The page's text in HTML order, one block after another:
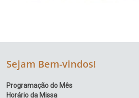
Sejam Bem-vindos!
Programação do Mês
Horário da Missa